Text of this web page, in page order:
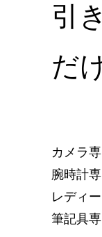
引
だ
カメラ
腕時計
レディ
筆記具